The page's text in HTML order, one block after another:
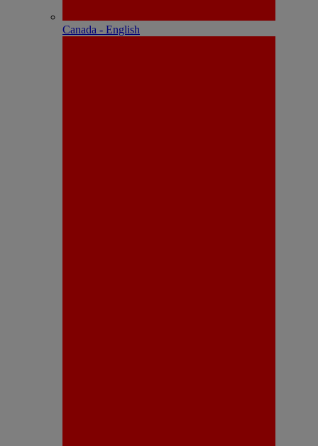
Canada - English